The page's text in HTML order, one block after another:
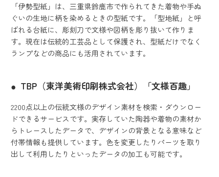
「伊勢型紙」は、三重県鈴鹿市で作られてきた着物や手ぬ
ぐいの生地に柄を染めるときの型紙です。「型地紙」と呼
ばれる台紙に、彫刻刀で文様や図柄を彫り抜いて作りま
す。現在は伝統的工芸品として保護され、型紙だけでなく
ランプなどの商品にも活用されています。
TBP（東洋美術印刷株式会社）「文様百趣」
2200点以上の伝統文様のデザイン素材を検索・ダウンロー
ドできるサービスです。実存していた陶器や着物の素材か
らトレースしたデータで、デザインの背景となる意味など
付帯情報も提供しています。色を変更したりパーツを取り
出して利用したりといったデータの加工も可能です。